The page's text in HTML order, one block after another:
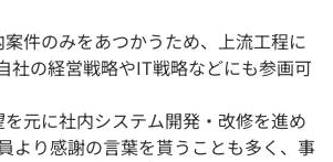
案件のみをあつかうため、上流工程に
社の経営戦略やIT戦略などにも参画可
を元に社内システム開発・改修を進め
より感謝の言葉を貰うことも多く、事